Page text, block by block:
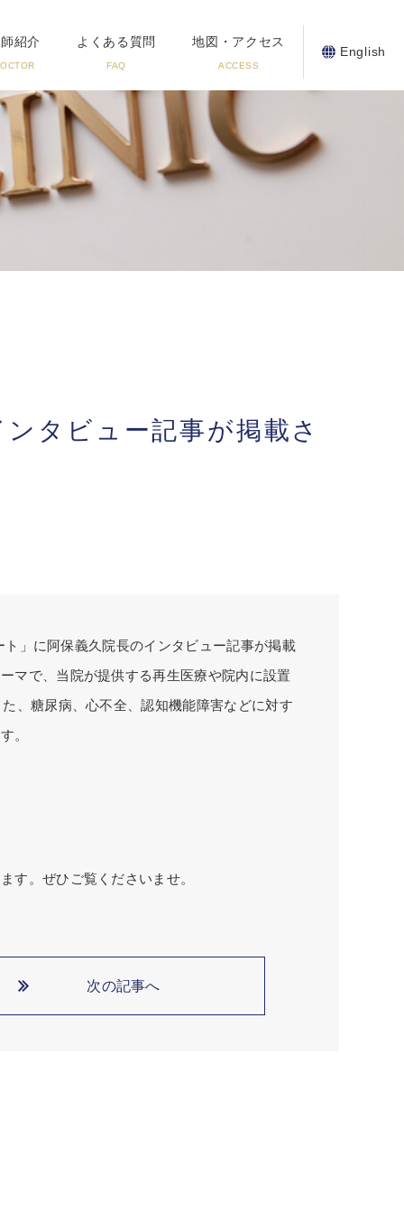
紹介 よくある質問
FAQ
地図・アクセス
ACCESS
English
タビュー記事が掲載さ
」に阿保義久院長のインタビュー記事が掲載
マで、当院が提供する再生医療や院内に設置
、糖尿病、心不全、認知機能障害などに対す
。
す。ぜひご覧くださいませ。
次の記事へ